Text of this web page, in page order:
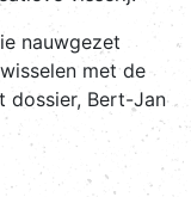
nauwgezet
met de
dossier, Bert-Jan